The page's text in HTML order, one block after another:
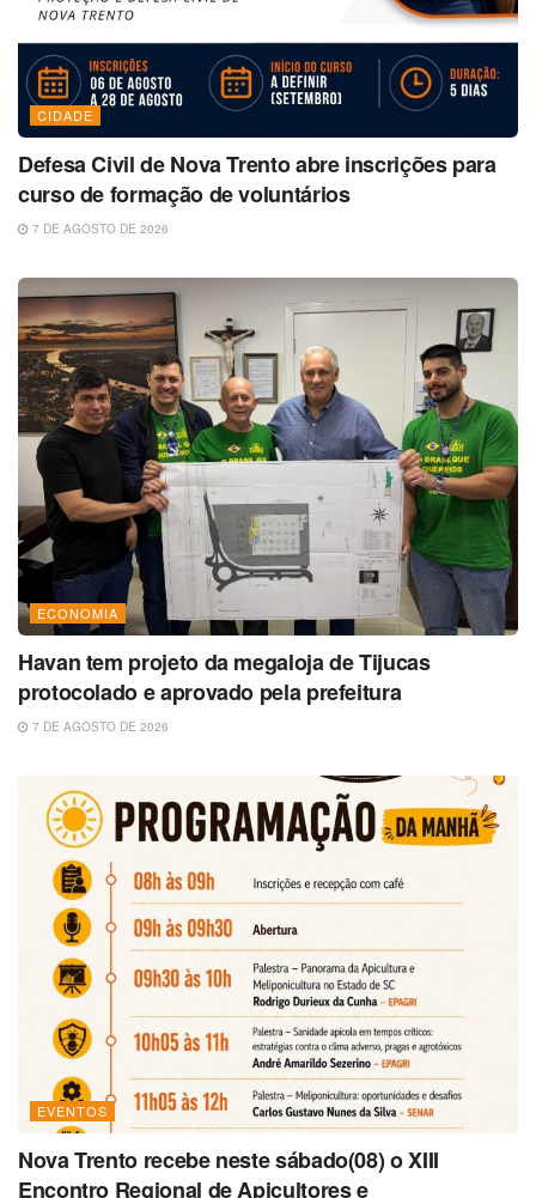
CIDADE
Defesa Civil de Nova Trento abre inscrições para
curso de formação de voluntários
7 DE AGOSTO DE 2026
ECONOMIA
Havan tem projeto da megaloja de Tijucas
protocolado e aprovado pela prefeitura
7 DE AGOSTO DE 2026
EVENTOS
Nova Trento recebe neste sábado(08) o XIII
Encontro Regional de Apicultores e